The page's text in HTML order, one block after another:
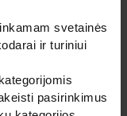
svetainės
ir turiniui
pasirinkimus